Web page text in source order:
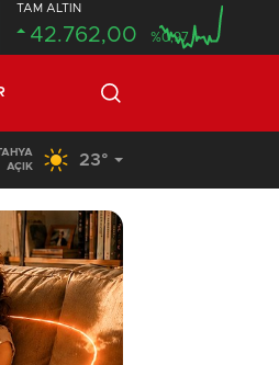
TAM ALTIN
42.762,00 %0,97
AÇIK
23°